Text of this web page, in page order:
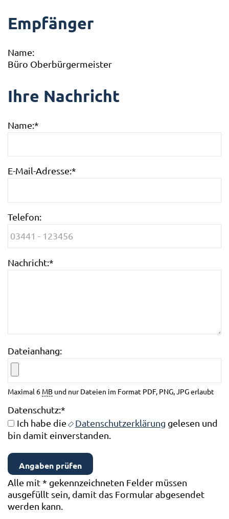
Empfänger
Name:
Büro Oberbürgermeister
Ihre Nachricht
Name:*
E-Mail-Adresse:*
Telefon:
Nachricht:*
Dateianhang:
Maximal 6 MB und nur Dateien im Format PDF, PNG, JPG erlaubt
Datenschutz:*
Ich habe die
Datenschutzerklärung gelesen und
bin damit einverstanden.
Alle mit* gekennzeichneten Felder müssen
ausgefüllt sein, damit das Formular abgesendet
werden kann.